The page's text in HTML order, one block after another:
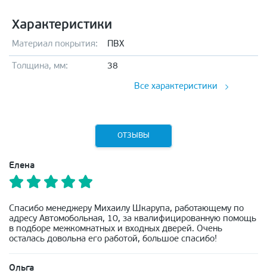
Характеристики
Материал покрытия: ПВХ
Толщина, мм: 38
Все характеристики
ОТЗЫВЫ
Елена
Спасибо менеджеру Михаилу Шкарупа, работающему по
адресу Автомобольная, 10, за квалифицированную помощь
в подборе межкомнатных и входных дверей. Очень
осталась довольна его работой, большое спасибо!
Ольга